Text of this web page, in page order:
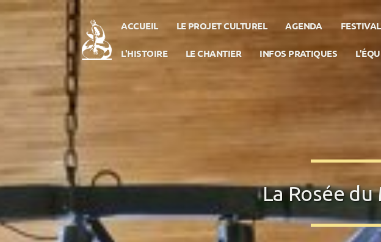
ACCUEIL LE PROJET CULTUREL AGENDA
L'HISTOIRE LE CHANTIER INFOS PRATIQUES
La Rosée